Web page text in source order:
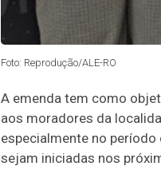
Foto: Reprodução/ALE-RO
A emenda tem como
aos moradores da
especialmente no
sejam iniciadas nos